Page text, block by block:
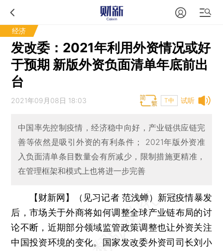
经济
发改委：2021年利用外资情况或好
于预期 新版外资负面清单年底前出
台
试听
2021年09月08日 18:03 T中
中国率先控制疫情，经济稳中向好，产业链供应链完
善等依然是吸引外资的有利条件； 2021年版外资准
入负面清单条目数量会有所减少，限制措施更精准，
在管理框架和模式上也将进一步完善
【财新网】（见习记者 范浅蝉） 新冠疫情暴发
后，市场关于外商将如何调整全球产业链布局的讨
论不断，近期部分领域监管政策调整也让外资关注
中国投资环境的变化。国家发改委外资司司长刘小